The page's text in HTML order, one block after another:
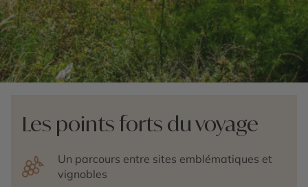
Les points forts du voyage
Un parcours entre sites emblématiques et
vignobles